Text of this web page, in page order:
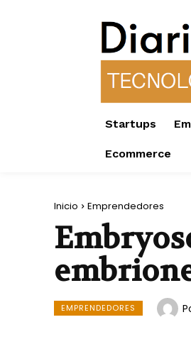
Startups
Ecommerce
Inicio Emprendedores
EMPRENDEDORES